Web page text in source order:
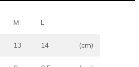
M L
13 14 (cm)